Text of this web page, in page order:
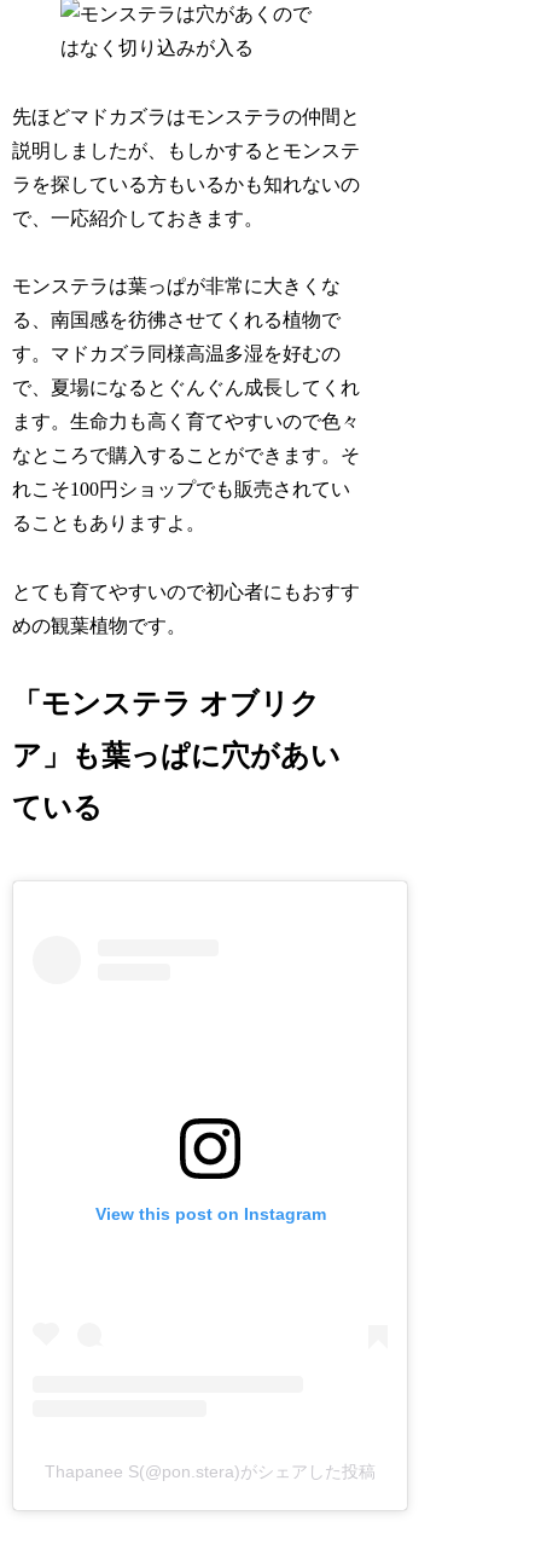
先ほどマドカズラはモンステラの仲間と
説明しましたが、もしかするとモンステ
ラを探している方もいるかも知れないの
で、一応紹介しておきます。
モンステラは葉っぱが非常に大きくな
る、南国感を彷彿させてくれる植物で
す。マドカズラ同様高温多湿を好むの
で、夏場になるとぐんぐん成長してくれ
ます。生命力も高く育てやすいので色々
なところで購入することができます。そ
れこそ100円ショップでも販売されてい
ることもありますよ。
とても育てやすいので初心者にもおすす
めの観葉植物です。
「モンステラ オブリク
ア」も葉っぱに穴があい
ている
View this post on Instagram
Thapanee S(@pon.stera)がシェアした投稿